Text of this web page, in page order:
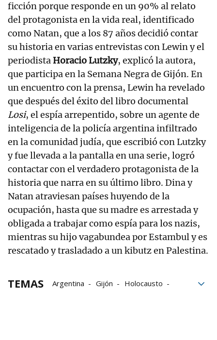
ficción porque responde en un 90% al relato
del protagonista en la vida real, identificado
como Natan, que a los 87 años decidió contar
su historia en varias entrevistas con Lewin y el
periodista Horacio Lutzky, explicó la autora,
que participa en la Semana Negra de Gijón. En
un encuentro con la prensa, Lewin ha revelado
que después del éxito del libro documental
Losi, el espía arrepentido, sobre un agente de
inteligencia de la policía argentina infiltrado
en la comunidad judía, que escribió con Lutzky
y fue llevada a la pantalla en una serie, logró
contactar con el verdadero protagonista de la
historia que narra en su último libro. Dina y
Natan atraviesan países huyendo de la
ocupación, hasta que su madre es arrestada y
obligada a trabajar como espía para los nazis,
mientras su hijo vagabundea por Estambul y es
rescatado y trasladado a un kibutz en Palestina.
TEMAS Argentina Gijón
Holocausto